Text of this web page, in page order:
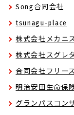
Song合同会社
tsunagu-place
株式会社メカニ
株式会社スグレ
合同会社フリー
明治安田生命保
グランパスコン